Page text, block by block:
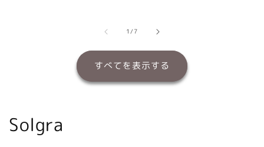
1/の
7
すべてを表示する
Solgra